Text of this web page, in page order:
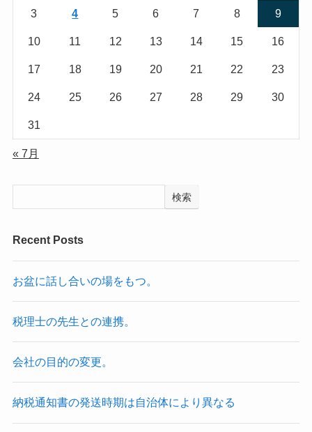
3 4 5 6 7 8 9
10 11 12 13 14 15 16
17 18 19 20 21 22 23
24 25 26 27 28 29 30
31
« 7月
検索
Recent Posts
お盆に話し合いの場をもつ。
税理士の先生との連携。
会社の目的の変更。
納税通知書の発送時期は自治体により異なる